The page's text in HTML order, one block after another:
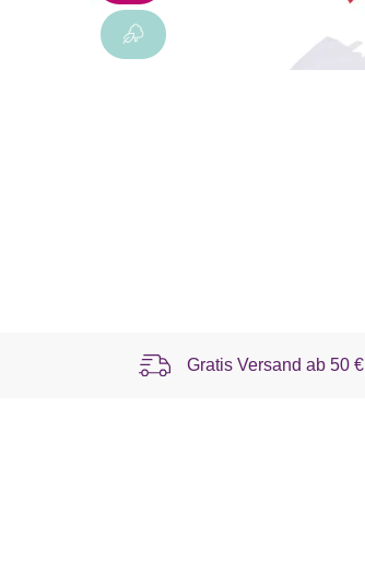
Gratis Versand ab 50 €